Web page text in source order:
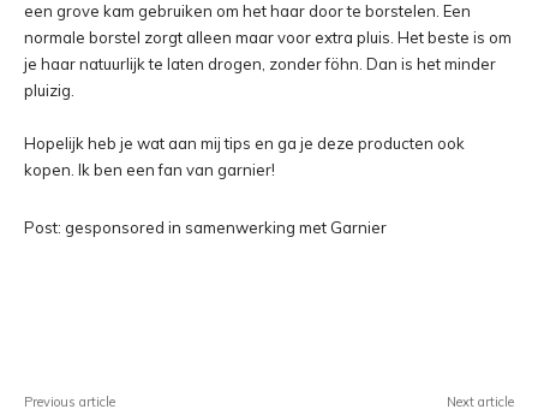
een grove kam gebruiken om het haar door te borstelen. Een
normale borstel zorgt alleen maar voor extra pluis. Het beste is om
je haar natuurlijk te laten drogen, zonder föhn. Dan is het minder
pluizig.
Hopelijk heb je wat aan mij tips en ga je deze producten ook
kopen. Ik ben een fan van garnier!
Post: gesponsored in samenwerking met Garnier
Previous article Next article